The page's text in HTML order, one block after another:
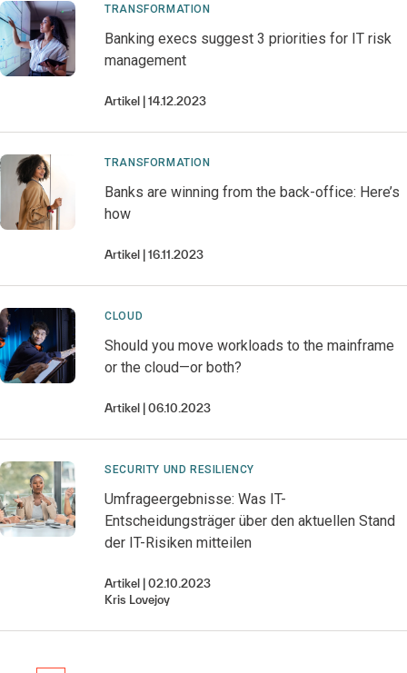
TRANSFORMATION
Banking execs suggest 3 priorities for IT risk
management
Artikel 14.12.2023
TRANSFORMATION
Banks are winning from the back-office: Here’s
how
Artikel 16.11.2023
CLOUD
Should you move workloads to the mainframe
or the cloud—or both?
Artikel 06.10.2023
SECURITY UND RESILIENCY
Umfrageergebnisse: Was IT-
Entscheidungsträger über den aktuellen Stand
der IT-Risiken mitteilen
Artikel
02.10.2023
Kris Lovejoy